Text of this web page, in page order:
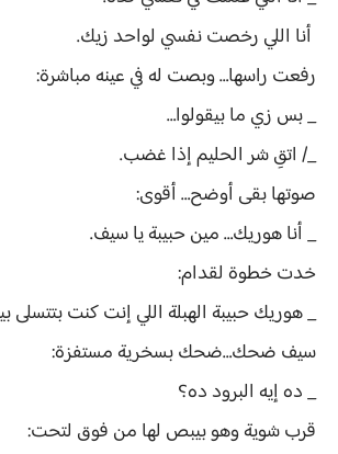
أنا اللي رخصت نفسي لواحد زيك.
رفعت راسها… وبصت له في عينه مباشرة:
_ بس زي ما بيقولوا…
_/ اتقِ شر الحليم إذا غضب.
صوتها بقى أوضح… أقوى:
_ أنا هوريك… مين حبيبة يا سيف.
خدت خطوة لقدام:
_ هوريك حبيبة الهبلة اللي إنت كنت بتتسلى
سيف ضحك…ضحك بسخرية مستفزة:
_ ده إيه البرود ده؟
قرب شوية وهو بيبص لها من فوق لتحت: